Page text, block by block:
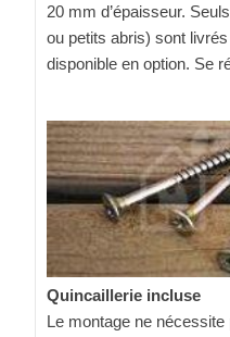
20 mm d’épaisseur.
ou petits abris) sont
disponible en option. Se
Quincaillerie incluse
Le montage ne